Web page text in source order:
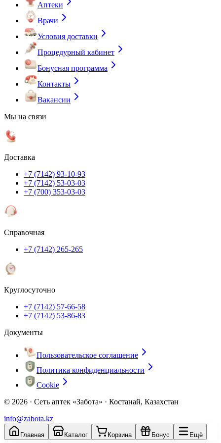
Аптеки
Врачи
Условия доставки
Процедурный кабинет
Бонусная программа
Контакты
Вакансии
Мы на связи
Доставка
+7 (7142) 93-10-93
+7 (7142) 53-03-03
+7 (700) 353-03-03
Справочная
+7 (7142) 265-265
Круглосуточно
+7 (7142) 57-66-58
+7 (7142) 53-86-83
Документы
Пользовательское соглашение
Политика конфиденциальности
Cookie
© 2026 · Сеть аптек «Забота» · Костанай, Казахстан
info@zabota.kz
Главная Каталог Корзина Бонус Ещё